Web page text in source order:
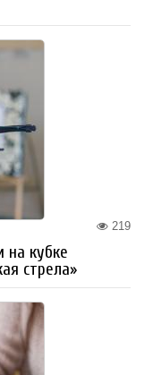
219
на кубке
стрела»